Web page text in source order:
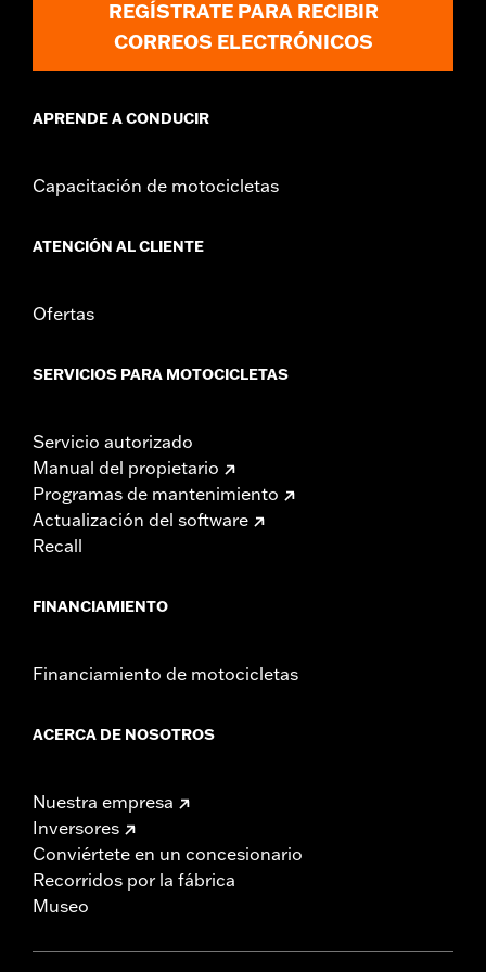
REGÍSTRATE PARA RECIBIR
CORREOS ELECTRÓNICOS
APRENDE A CONDUCIR
Capacitación de motocicletas
ATENCIÓN AL CLIENTE
Ofertas
SERVICIOS PARA MOTOCICLETAS
Servicio autorizado
Manual del propietario
Programas de mantenimiento
Actualización del software
Recall
FINANCIAMIENTO
Financiamiento de motocicletas
ACERCA DE NOSOTROS
Nuestra empresa
Inversores
Conviértete en un concesionario
Recorridos por la fábrica
Museo